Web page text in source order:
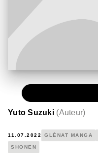
Yuto Suzuki (Auteur)
11.07.2022 GLÉNAT MANGA
SHONEN